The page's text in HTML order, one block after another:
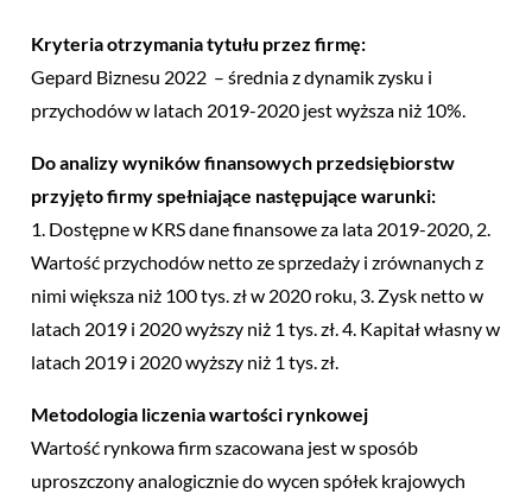
Kryteria otrzymania tytułu przez firmę:
Gepard Biznesu 2022 – średnia z dynamik zysku i
przychodów w latach 2019-2020 jest wyższa niż 10%.
Do analizy wyników finansowych przedsiębiorstw
przyjęto firmy spełniające następujące warunki:
1. Dostępne w KRS dane finansowe za lata 2019-2020, 2.
Wartość przychodów netto ze sprzedaży i zrównanych z
nimi większa niż 100 tys. zł w 2020 roku, 3. Zysk netto w
latach 2019 i 2020 wyższy niż 1 tys. zł. 4. Kapitał własny w
latach 2019 i 2020 wyższy niż 1 tys. zł.
Metodologia liczenia wartości rynkowej
Wartość rynkowa firm szacowana jest w sposób
uproszczony analogicznie do wycen spółek krajowych